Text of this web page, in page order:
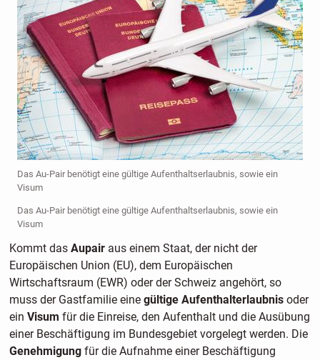
Das Au-Pair benötigt eine gültige Aufenthaltserlaubnis, sowie ein
Visum
Das Au-Pair benötigt eine gültige Aufenthaltserlaubnis, sowie ein
Visum
Kommt das Aupairaus einem Staat, der nicht der
Europäischen Union (EU), dem Europäischen
Wirtschaftsraum (EWR) oder der Schweiz angehört, so
muss der Gastfamilie eine gültige Aufenthalterlaubnisoder
ein Visum für die Einreise, den Aufenthalt und die Ausübung
einer Beschäftigung im Bundesgebiet vorgelegt werden. Die
Genehmigungfür die Aufnahme einer Beschäftigung